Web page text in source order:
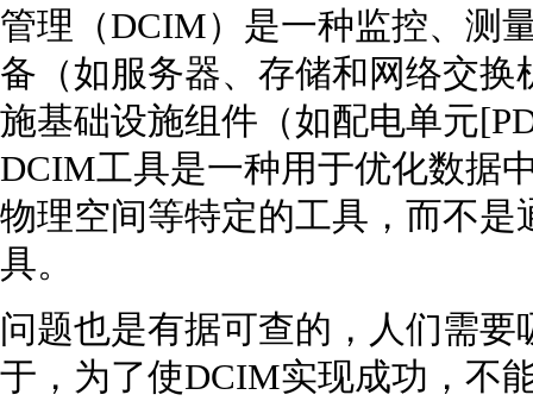
管理（DCIM）是一种监控、测
备（如服务器、存储和网络交
施基础设施组件（如配电单元
DCIM工具是一种用于优化数据
物理空间等特定的工具，而不
具。
问题也是有据可查的，人们需
于，为了使DCIM实现成功，不